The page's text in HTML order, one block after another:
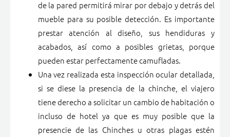
de la pared permitirá mirar por debajo y detrás del
mueble para su posible detección. Es importante
prestar atención al diseño, sus hendiduras y
acabados, así como a posibles grietas, porque
pueden estar perfectamente camufladas.
Una vez realizada esta inspección ocular detallada,
si se diese la presencia de la chinche, el viajero
tiene derecho a solicitar un cambio de habitación o
incluso de hotel ya que es muy posible que la
presencie de las Chinches u otras plagas estén